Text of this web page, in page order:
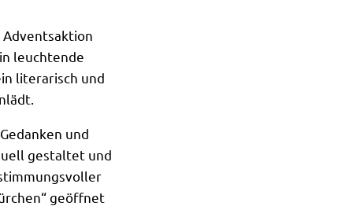
leuchtende
literarisch und
und
gestaltet und
geöffnet